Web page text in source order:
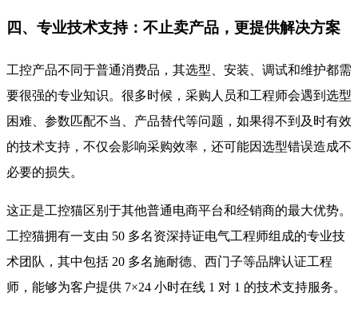
四、专业技术支持：不止卖产品，更提供解决方案
工控产品不同于普通消费品，其选型、安装、调试和维护都需
要很强的专业知识。很多时候，采购人员和工程师会遇到选型
困难、参数匹配不当、产品替代等问题，如果得不到及时有效
的技术支持，不仅会影响采购效率，还可能因选型错误造成不
必要的损失。
这正是工控猫区别于其他普通电商平台和经销商的最大优势。
工控猫拥有一支由 50 多名资深持证电气工程师组成的专业技
术团队，其中包括 20 多名施耐德、西门子等品牌认证工程
师，能够为客户提供 7×24 小时在线 1 对 1 的技术支持服务。